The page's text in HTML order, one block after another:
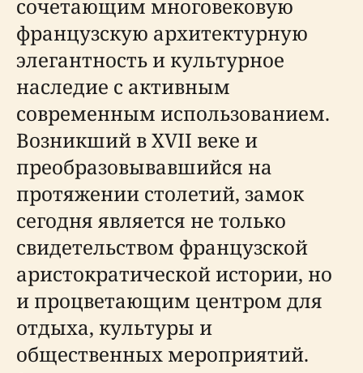
сочетающим многовековую
французскую архитектурную
элегантность и культурное
наследие с активным
современным использованием.
Возникший в XVII веке и
преобразовывавшийся на
протяжении столетий, замок
сегодня является не только
свидетельством французской
аристократической истории, но
и процветающим центром для
отдыха, культуры и
общественных мероприятий.